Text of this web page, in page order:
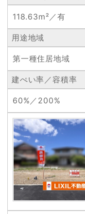
118.63m²／有
用途地域
第一種住居地域
建ぺい率／容積率
60%／200%